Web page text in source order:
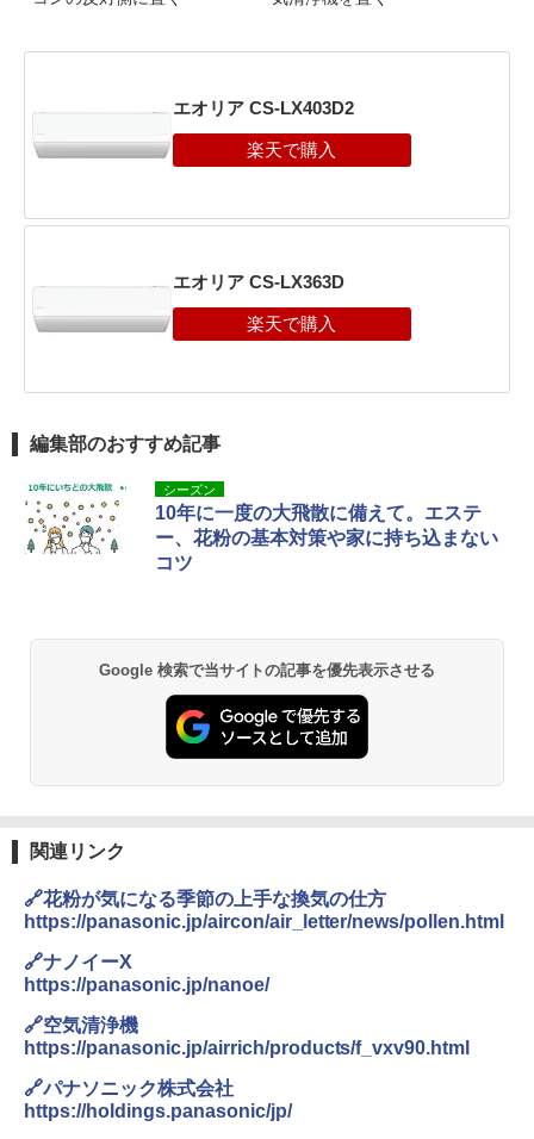
エオリア CS-LX403D2
エオリア CS-LX363D
編集部のおすすめ記事
シーズン
10年に一度の大飛散に備えて。エステ
ー、花粉の基本対策や家に持ち込まない
コツ
Google 検索で当サイトの記事を優先表示させる
関連リンク
🔗花粉が気になる季節の上手な換気の仕方
https://panasonic.jp/aircon/air_letter/news/pollen.html
🔗ナノイーX
https://panasonic.jp/nanoe/
🔗空気清浄機
https://panasonic.jp/airrich/products/f_vxv90.html
🔗パナソニック株式会社
https://holdings.panasonic/jp/